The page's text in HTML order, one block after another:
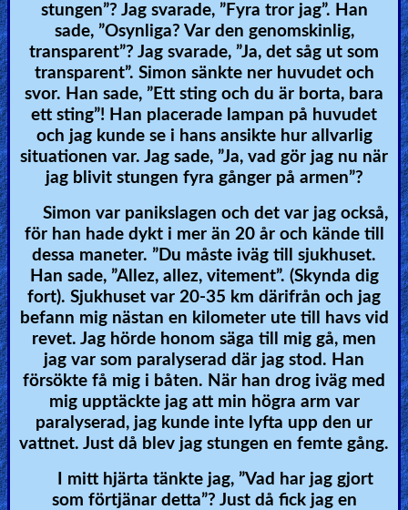
stungen”? Jag svarade, ”Fyra tror jag”. Han
sade, ”Osynliga? Var den genomskinlig,
transparent”? Jag svarade, ”Ja, det såg ut som
transparent”. Simon sänkte ner huvudet och
svor. Han sade, ”Ett sting och du är borta, bara
ett sting”! Han placerade lampan på huvudet
och jag kunde se i hans ansikte hur allvarlig
situationen var. Jag sade, ”Ja, vad gör jag nu när
jag blivit stungen fyra gånger på armen”?
Simon var panikslagen och det var jag också,
för han hade dykt i mer än 20 år och kände till
dessa maneter. ”Du måste iväg till sjukhuset.
Han sade, ”Allez, allez, vitement”. (Skynda dig
fort). Sjukhuset var 20-35 km därifrån och jag
befann mig nästan en kilometer ute till havs vid
revet. Jag hörde honom säga till mig gå, men
jag var som paralyserad där jag stod. Han
försökte få mig i båten. När han drog iväg med
mig upptäckte jag att min högra arm var
paralyserad, jag kunde inte lyfta upp den ur
vattnet. Just då blev jag stungen en femte gång.
I mitt hjärta tänkte jag, ”Vad har jag gjort
som förtjänar detta”? Just då fick jag en